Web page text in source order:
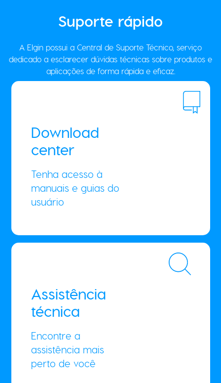
Suporte rápido
A Elgin possui a Central de Suporte Técnico, serviço
dedicado a esclarecer dúvidas técnicas sobre produtos e
aplicações de forma rápida e eficaz.
Download
center
Tenha acesso à
manuais e guias do
usuário
Assistência
técnica
Encontre a
assistência mais
perto de você